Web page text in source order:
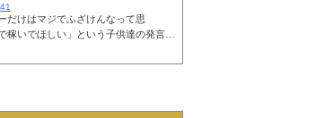
だけはマジでふざけんなって思
稼いでほしい」という子供達の発言が
人が他の人に高値で売り付けて最低だ
供達の意見が正論すぎる！この意見